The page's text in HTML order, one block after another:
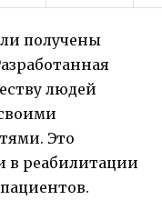
получены
людей
Это
в реабилитации